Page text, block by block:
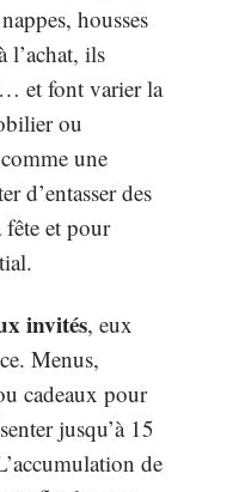
housses
l’achat, ils
et font varier la
ou
une
d’entasser des
fête et pour
invités, eux
Menus,
cadeaux pour
jusqu’à 15
de